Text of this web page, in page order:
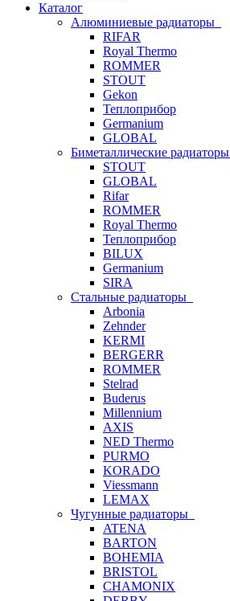
Каталог
Алюминиевые радиаторы
RIFAR
Royal Thermo
ROMMER
STOUT
Gekon
Теплоприбор
Germanium
GLOBAL
Биметаллические радиаторы
STOUT
GLOBAL
Rifar
ROMMER
Royal Thermo
Теплоприбор
BILUX
Germanium
SIRA
Стальные радиаторы
Arbonia
Zehnder
KERMI
BERGERR
ROMMER
Stelrad
Buderus
Millennium
AXIS
NED Thermo
PURMO
KORADO
Viessmann
LEMAX
Чугунные радиаторы
ATENA
BARTON
BOHEMIA
BRISTOL
CHAMONIX